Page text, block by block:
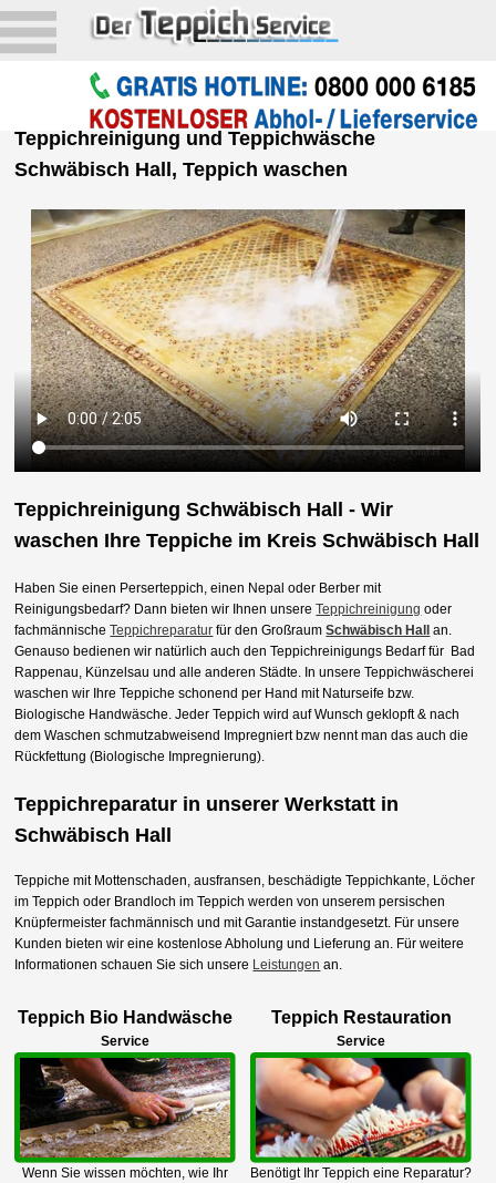
Teppichreinigung und Teppichwäsche
Schwäbisch Hall , Teppich waschen
TeppichreinigungSchwäbisch Hall - Wir
waschen Ihre Teppiche im KreisSchwäbisch Hall
Haben Sie einen Perserteppich, einen Nepal oder Berber mit
Reinigungsbedarf? Dann bieten wir Ihnen unsereTeppichreinigung oder
fachmännischeTeppichreparatur für den GroßraumSchwäbisch Hall an.
Genauso bedienen wir natürlich auch den Teppichreinigungs Bedarf für Bad
Rappenau, Künzelsau und alle anderen Städte. In unsere Teppichwäscherei
waschen wir Ihre Teppiche schonend per Hand mit Naturseife bzw.
Biologische Handwäsche. Jeder Teppich wird auf Wunsch geklopft & nach
dem Waschen schmutzabweisend Impregniert bzw nennt man das auch die
Rückfettung (Biologische Impregnierung).
Teppichreparatur in unserer Werkstatt in
Schwäbisch Hall
Teppiche mit Mottenschaden, ausfransen, beschädigte Teppichkante, Löcher
im Teppich oder Brandloch im Teppich werden von unserem persischen
Knüpfermeister fachmännisch und mit Garantie instandgesetzt. Für unsere
Kunden bieten wir eine kostenlose Abholung und Lieferung an. Für weitere
Informationen schauen Sie sich unsere Leistungen an.
Teppich Bio Handwäsche
Service
Wenn Sie wissen möchten, wie Ihr
Teppich Restauration
Service
Benötigt Ihr Teppich eine Reparatur?